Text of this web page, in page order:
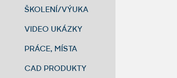
ŠKOLENÍ/VÝUKA
VIDEO UKÁZKY
PRÁCE, MÍSTA
CAD PRODUKTY